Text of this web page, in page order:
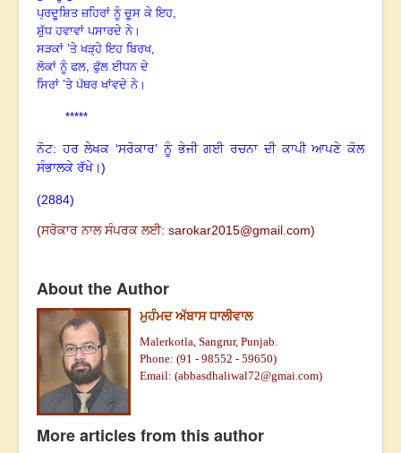
ਪ੍ਰਦੂਸ਼ਿਤ ਜ਼ਹਿਰਾਂ ਨੂੰ ਚੂਸ ਕੇ ਇਹ,
ਸ਼ੁੱਧ ਹਵਾਵਾਂ ਪਸਾਰਦੇ ਨੇ।
ਸੜਕਾਂ ’ਤੇ ਖੜ੍ਹੇ ਇਹ ਬਿਰਖ,
ਲੋਕਾਂ ਨੂੰ ਫਲ, ਫੁੱਲ ਈਧਨ ਦੇ
ਸਿਰਾਂ ’ਤੇ ਪੱਥਰ ਖਾਂਵਦੇ ਨੇ।
*****
ਨੋਟ: ਹਰ ਲੇਖਕ ‘ਸਰੋਕਾਰ’ ਨੂੰ ਭੇਜੀ ਗਈ ਰਚਨਾ ਦੀ ਕਾਪੀ ਆਪਣੇ ਕੋਲ
ਸੰਭਾਲਕੇ ਰੱਖੇ।)
(2884)
(ਸਰੋਕਾਰ ਨਾਲ ਸੰਪਰਕ ਲਈ: sarokar2015@gmail.com)
About the Author
ਮੁਹੰਮਦ ਅੱਬਾਸ ਧਾਲੀਵਾਲ
Malerkotla, Sangrur, Punjab.
Phone: (91 - 98552 - 59650)
Email: (abbasdhaliwal72@gmai.com)
More articles from this author